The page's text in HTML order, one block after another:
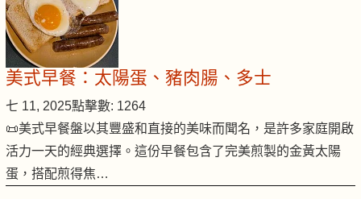
美式早餐：太陽蛋、豬肉腸、多士
七 11, 2025點擊數: 1264
📜美式早餐盤以其豐盛和直接的美味而聞名，是許多家庭開啟
活力一天的經典選擇。這份早餐包含了完美煎製的金黃太陽
蛋，搭配煎得焦…